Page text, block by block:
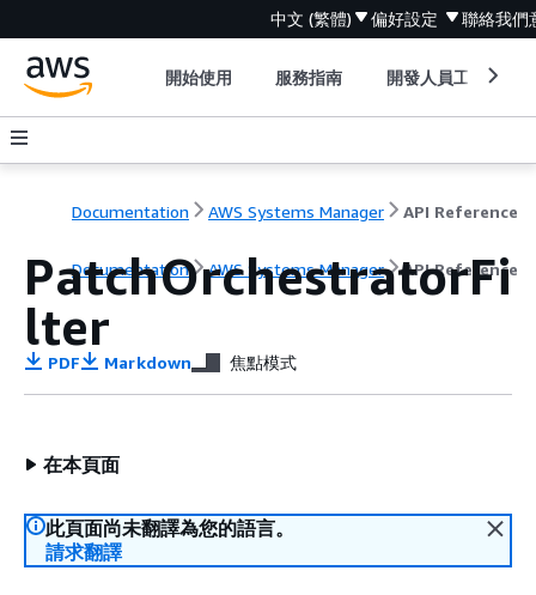
中文 (繁體) 偏好設定 聯絡我們
開始使用 服務指南 開發人員工具
Documentation AWS Systems Manager API Reference
Documentation AWS Systems Manager API Reference
PatchOrchestratorFi
lter
PDF Markdown 焦點模式
在本頁面
此頁面尚未翻譯為您的語言。
請求翻譯